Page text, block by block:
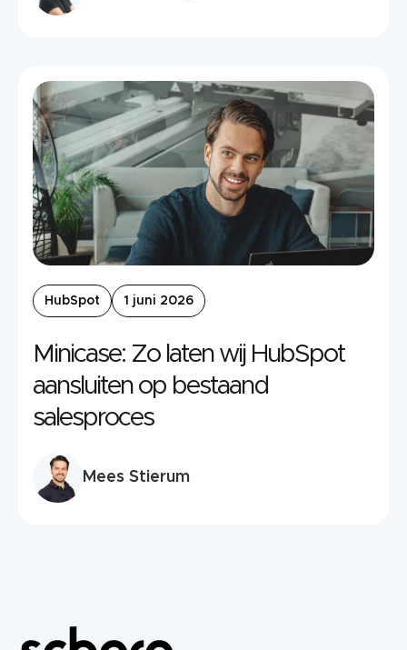
HubSpot 1 juni 2026
Minicase: Zo laten wij HubSpot
aansluiten op bestaand
salesproces
Mees Stierum